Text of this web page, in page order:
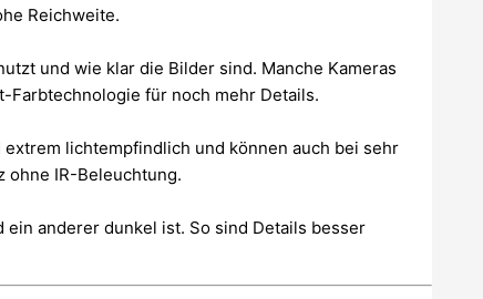
Reichweite.
und wie klar die Bilder sind. Manche Kameras
Farbtechnologie für noch mehr Details.
lichtempfindlich und können auch bei sehr
ohne IR-Beleuchtung.
anderer dunkel ist. So sind Details besser